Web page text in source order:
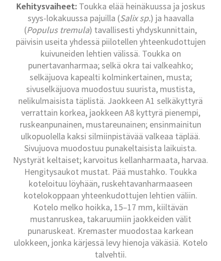
Kehitysvaiheet:Toukka elää heinäkuussa ja joskus
syys-lokakuussa pajuilla (Salix sp.) ja haavalla
(Populus tremula) tavallisesti yhdyskunnittain,
päivisin useita yhdessä piilotellen yhteenkudottujen
kuivuneiden lehtien välissä. Toukka on
punertavanharmaa; selkä okra tai valkeahko;
selkäjuova kapealti kolminkertainen, musta;
sivuselkäjuova muodostuu suurista, mustista,
nelikulmaisista täplistä. Jaokkeen A1 selkäkyttyrä
verrattain korkea, jaokkeen A8 kyttyrä pienempi,
ruskeanpunainen, mustareunainen; ensinmainitun
ulkopuolella kaksi silmiinpistävää valkeaa täplää.
Sivujuova muodostuu punakeltaisista laikuista.
Nystyrät keltaiset; karvoitus kellanharmaata, harvaa.
Hengitysaukot mustat. Pää mustahko. Toukka
koteloituu löyhään, ruskehtavanharmaaseen
kotelokoppaan yhteenkudottujen lehtien väliin.
Kotelo melko hoikka, 15–17 mm, kiiltävän
mustanruskea, takaruumiin jaokkeiden välit
punaruskeat. Kremaster muodostaa karkean
ulokkeen, jonka kärjessä levy hienoja väkäsiä. Kotelo
talvehtii.